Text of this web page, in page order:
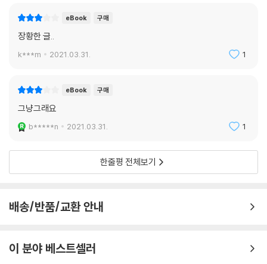
eBook 구매
장황한 글..
k***m 2021.03.31. 1
eBook 구매
그냥그래요
b*****n 2021.03.31. 1
한줄평 전체보기
배송/반품/교환 안내
이 분야 베스트셀러